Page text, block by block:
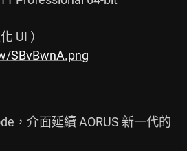
SBvBwnA.png
，介面延續 AORUS 新一代的